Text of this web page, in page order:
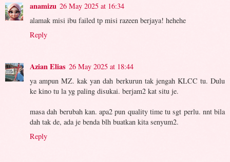
anamizu 26 May 2025 at 16:34
alamak misi ibu failed tp misi razeen berjaya! hehehe
Reply
Azian Elias 26 May 2025 at 18:44
ya ampun MZ. kak yan dah berkurun tak jengah KLCC tu. Dulu
ke kino tu la yg paling disukai. berjam2 kat situ je.
masa dah berubah kan. apa2 pun quality time tu sgt perlu. nnt bila
dah tak de, ada je benda blh buatkan kita senyum2.
Reply